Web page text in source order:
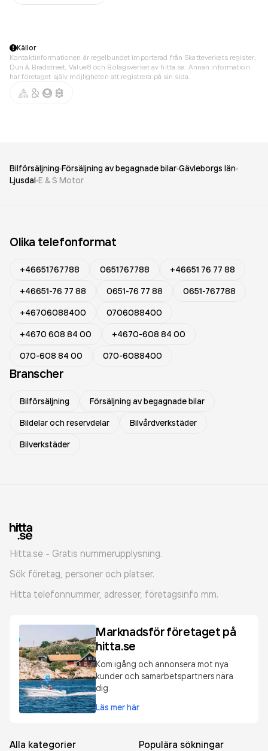
Källor
Kontaktinformationen är regelbundet importerad från Skatteverkets register,
Dun & Bradstreet, Value8 och Bolagsverket av hitta.se. Annan information
har företaget själv möjligheten att registrera på sin sida.
Bilförsäljning Försäljning av begagnade bilar Gävleborgs län
Ljusdal E & S Motor
Olika telefonformat
+46651767788 0651767788
+46651 76 77 88
+46651-76 77 88
0651-76 77 88
0651-767788
+46706088400
0706088400
+4670 608 84 00
+4670-608 84 00
070-608 84 00
070-6088400
Branscher
Bilförsäljning
Försäljning av begagnade bilar
Bildelar och reservdelar
Bilvårdverkstäder
Bilverkstäder
Hitta.se - Gratis nummerupplysning.
Sök företag, personer och platser.
Hitta telefonnummer, adresser, företagsinfo mm.
Marknadsför företaget på
hitta.se
Kom igång och annonsera mot nya
kunder och samarbetspartners nära
dig.
Läs mer här
Alla kategorier Populära sökningar